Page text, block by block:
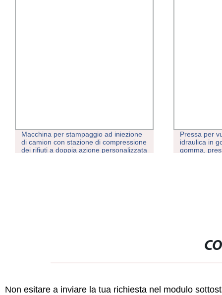
Macchina per stampaggio ad iniezione
di camion con stazione di compressione
dei rifiuti a doppia azione personalizzata
Pressa per
idraulica in
gomma,
Non esitare a inviare la tua richiesta nel modulo